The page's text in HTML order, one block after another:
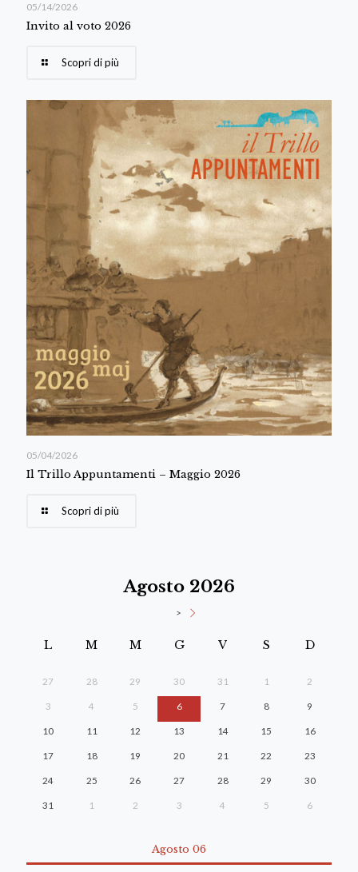
05/14/2026
Invito al voto 2026
Scopri di più
05/04/2026
Il Trillo Appuntamenti – Maggio 2026
Scopri di più
Agosto 2026
>
L M M G V S D
27 28 29 30 31 1 2
3 4 5 6 7 8 9
10 11 12 13 14 15 16
17 18 19 20 21 22 23
24 25 26 27 28 29 30
31 1 2 3 4 5 6
Agosto 06